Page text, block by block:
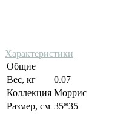
Характеристики
Общие
Вес, кг
0.07
Коллекция Моррис
Размер, см 35*35